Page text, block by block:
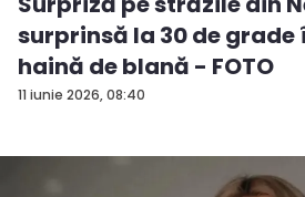
11 iunie 2026, 08:40
surprinsă la 30 de grade
haină de blană - FOTO